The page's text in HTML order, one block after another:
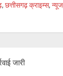
, छत्तीसगढ़ क्राइम्स, न्यूज
जारी